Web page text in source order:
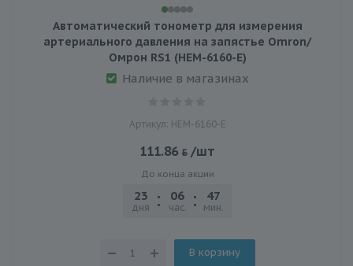
Автоматический тонометр для измерения
артериального давления на запястье Omron/
Омрон RS1 (HEM-6160-E)
Наличие в магазинах
Артикул: HEM-6160-E
111.86 /шт
До конца акции
23
дня
06
час.
47
мин.
В корзину